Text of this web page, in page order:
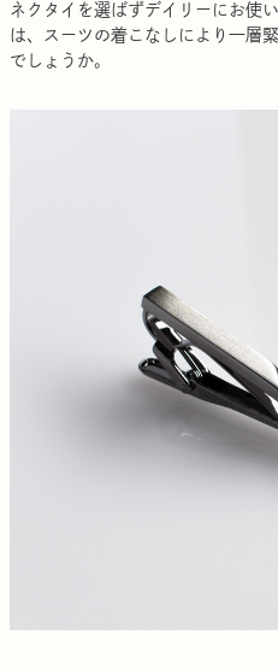
ネクタイを選ばずデイリーにお使
は、スーツの着こなしにより一層
でしょうか。